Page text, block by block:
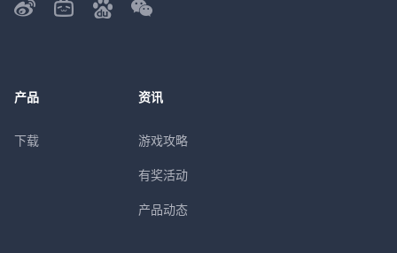
产品
下载
资讯
游戏攻略
有奖活动
产品动态